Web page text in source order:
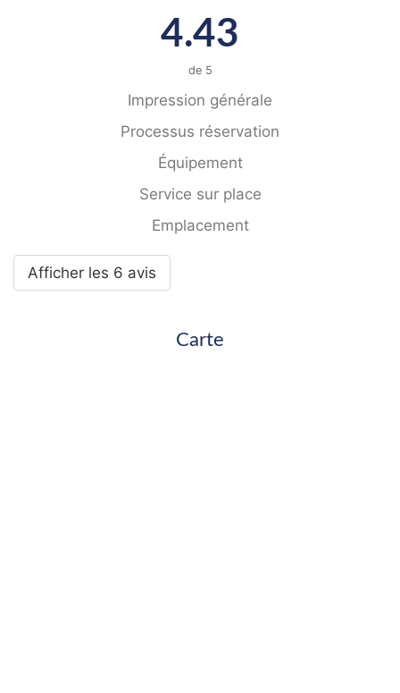
4.43
de 5
Impression générale
Processus réservation
Équipement
Service sur place
Emplacement
Afficher les 6 avis
Carte